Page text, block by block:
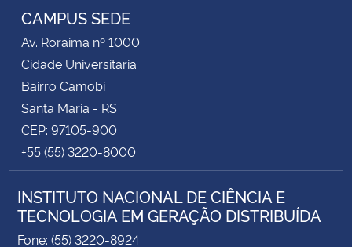
CAMPUS SEDE
Av. Roraima nº 1000
Cidade Universitária
Bairro Camobi
Santa Maria - RS
CEP: 97105-900
+55 (55) 3220-8000
INSTITUTO NACIONAL DE CIÊNCIA E
TECNOLOGIA EM GERAÇÃO DISTRIBUÍDA
Fone: (55) 3220-8924